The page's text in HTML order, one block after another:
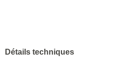
Détails techniques